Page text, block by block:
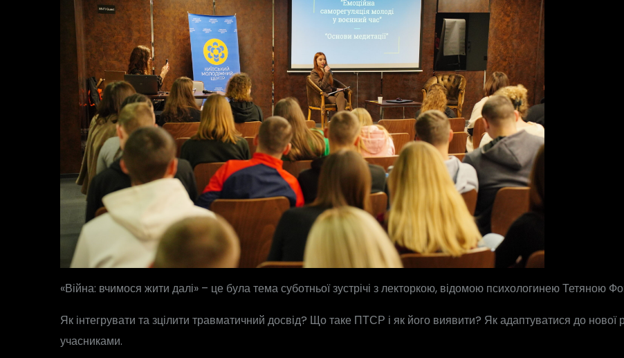
«Війна: вчимося жити далі» – це була тема суботньої зустрічі з лекторкою, відомою психологинею Тетяною
Як інтегрувати та зцілити травматичний досвід? Що таке ПТСР і як його виявити? Як адаптуватися до нової
учасниками.